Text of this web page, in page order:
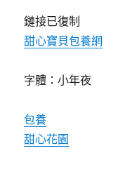
鏈接已復制
甜心寶貝包養網
字體：小年夜
包養
甜心花園